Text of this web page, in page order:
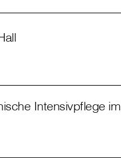
Intensivpflege im